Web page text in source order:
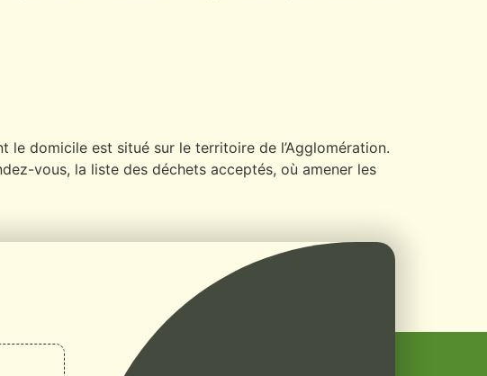
domicile est situé sur le territoire de l’Agglomération.
vous, la liste des déchets acceptés, où amener les